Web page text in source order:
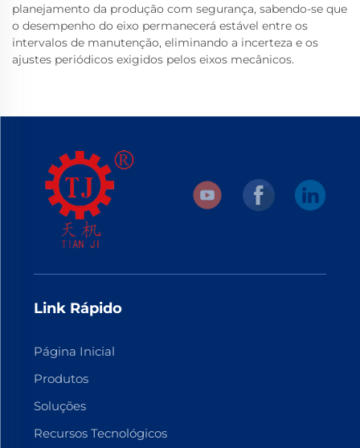
planejamento da produção com segurança, sabendo-se que
o desempenho do eixo permanecerá estável entre os
intervalos de manutenção, eliminando a incerteza e os
ajustes periódicos exigidos pelos eixos mecânicos.
Link Rápido
Página Inicial
Produtos
Soluções
Recursos Tecnológicos